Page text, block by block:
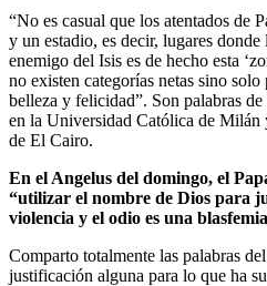
“No es casual que los atentados de
y un estadio, es decir, lugares
enemigo del Isis es de hecho esta
no existen categorías netas sino solo
belleza y felicidad”. Son palabras
en la Universidad Católica de
de El Cairo.
En el Angelus del domingo, el
“utilizar el nombre de Dios para
violencia y el odio es una
Comparto totalmente las palabras
justificación alguna para lo que ha